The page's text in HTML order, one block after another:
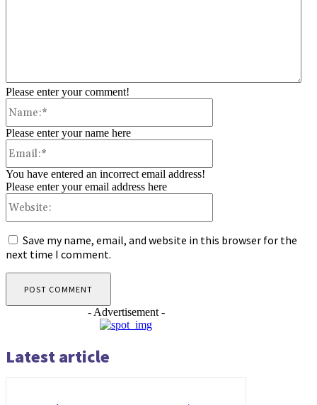
Please enter your comment!
Please enter your name here
You have entered an incorrect email address!
Please enter your email address here
Save my name, email, and website in this browser for the
next time I comment.
- Advertisement -
Latest article